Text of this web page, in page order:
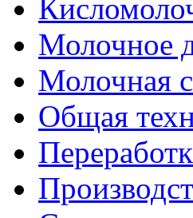
Молочное
Молочная
Общая